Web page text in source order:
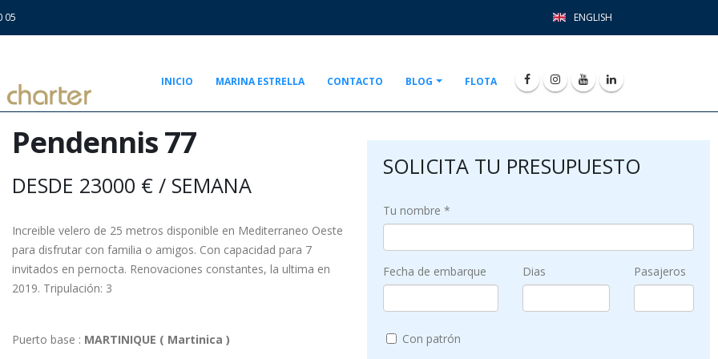
05 ENGLISH
INICIO MARINA ESTRELLA CONTACTO BLOG FLOTA
Pendennis 77
DESDE 23000 € / SEMANA
Increible velero de 25 metros disponible en Mediterraneo Oeste
para disfrutar con familia o amigos. Con capacidad para 7
invitados en pernocta. Renovaciones constantes, la ultima en
2019. Tripulación: 3
Puerto base : MARTINIQUE ( Martinica )
SOLICITA TU PRESUPUESTO
Tu nombre *
Fecha de embarque Dias Pasajeros
Con patrón